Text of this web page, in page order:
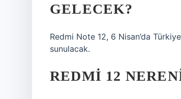
GELECEK?
Redmi Note 12, 6 Nisan’da
sunulacak.
REDMI 12